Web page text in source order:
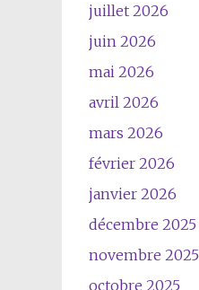
juillet 2026
juin 2026
mai 2026
avril 2026
mars 2026
février 2026
janvier 2026
décembre 2025
novembre 2025
octobre 2025